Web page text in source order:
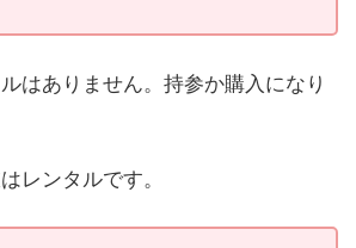
はありません。持参か購入になり
レンタルです。